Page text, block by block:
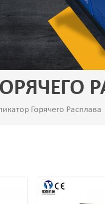
Горячего Расплава